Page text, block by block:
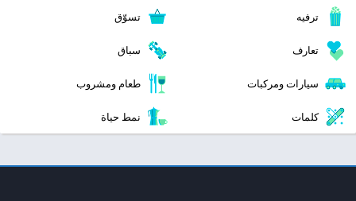
ترفيه تسوّق
تعارف سباق
سيارات ومركبات طعام ومشروب
كلمات نمط حياة